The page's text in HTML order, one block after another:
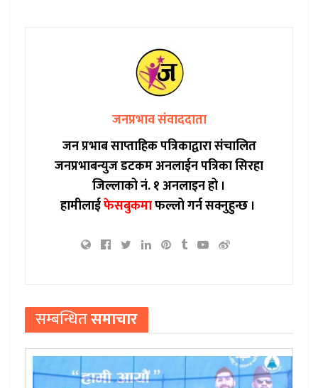
जनप्रभाव संवाददाता
जन प्रभाब साप्ताहिक पत्रिकाद्वारा संचालित
जनप्रभाबन्युज डटकम अनलाईन पत्रिका सिरहा
जिल्लाको नं. १ अनलाइन हो ।
हामीलाईफेसबुकमाफल्लो गर्न सक्नुहुन्छ ।
सम्बन्धितसमाचार